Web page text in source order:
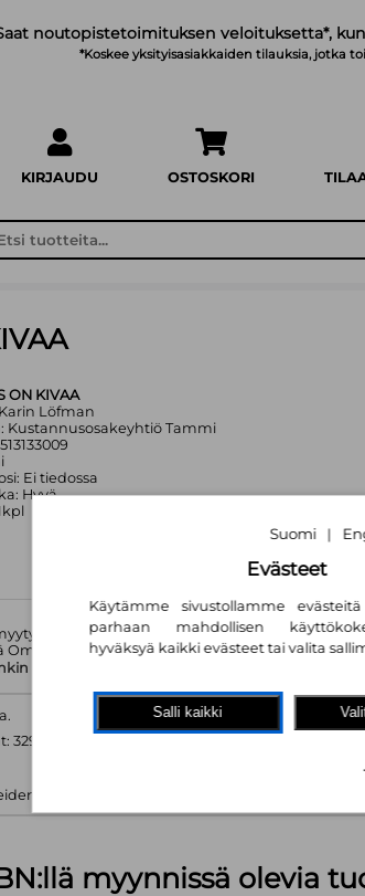
noutopistetoimituksen veloituksetta*,
*Koskee yksityisasiakkaiden tilauksia, jotka
KIRJAUDU OSTOSKORI
ON KIVAA
Löfman
Kustannusosakeyhtiö Tammi
Ei tiedossa
Hyvä
Omakaupassa
kpl
määrä (kts. alla): 1499 kpl
myynnissä olevia
Suomi |
Evästeet
Käytämme sivustollamme
parhaan mahdollisen
hyväksyä kaikki evästeet tai valita
Salli kaikki